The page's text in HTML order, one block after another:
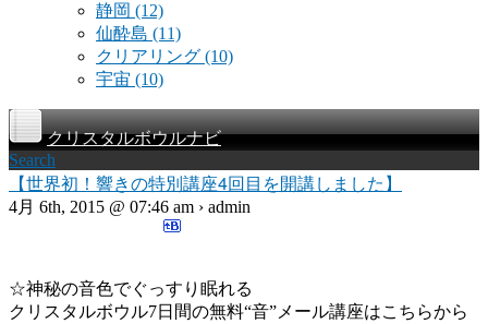
静岡 (12)
仙酔島 (11)
クリアリング (10)
宇宙 (10)
クリスタルボウルナビ
Search
【世界初！響きの特別講座4回目を開講しました】
4月 6th, 2015 @ 07:46 am › admin
☆神秘の音色でぐっすり眠れる
クリスタルボウル7日間の無料“音”メール講座はこちらから